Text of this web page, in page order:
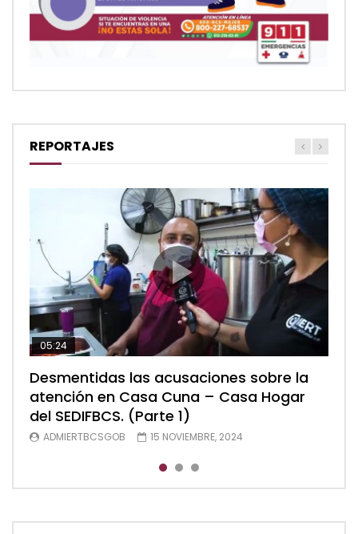
REPORTAJES
05:24
Desmentidas las acusaciones sobre la
atención en Casa Cuna – Casa Hogar
del SEDIFBCS. (Parte 1)
ADMIERTBCSGOB 15 NOVIEMBRE, 2024
04:28
Desmentidas las acusaciones sobre la
atención en Casa Cuna – Casa Hogar
del SEDIFBCS. (Parte 2)
ADMIERTBCSGOB 15 NOVIEMBRE, 2024
05:48
Desmentidas las acusaciones sobre la
atención en Casa Cuna – Casa Hogar
del SEDIFBCS (Parte 3)
ADMIERTBCSGOB 15 NOVIEMBRE, 2024